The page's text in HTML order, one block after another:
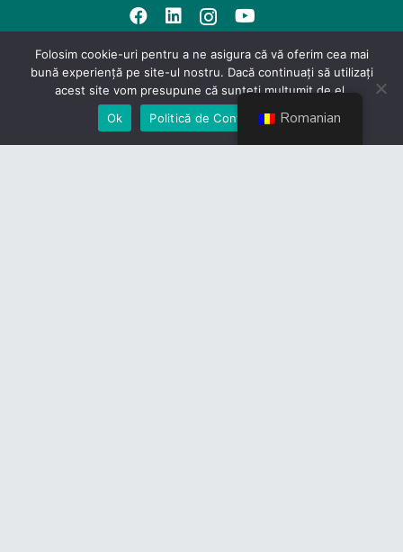
Link-uri utile
Romanian
Folosim cookie-uri pentru a ne asigura că vă oferim cea mai
bună experiență pe site-ul nostru. Dacă continuați să utilizați
acest site vom presupune că sunteți mulțumit de el.
Ok
Politică de Confidențialiate